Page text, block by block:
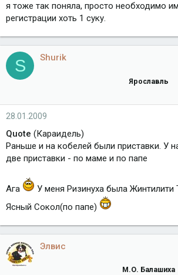
я тоже так поняла, просто необходимо
регистрации хоть 1 суку.
S Shurik
Ярославль
28.01.2009
Quote (Караидель)
Раньше и на кобелей были приставки. У
две приставки - по маме и по папе
Ага
У меня Ризинуха была Жинтилити
Ясный Сокол(по папе)
Элвис
М.О. Балашиха